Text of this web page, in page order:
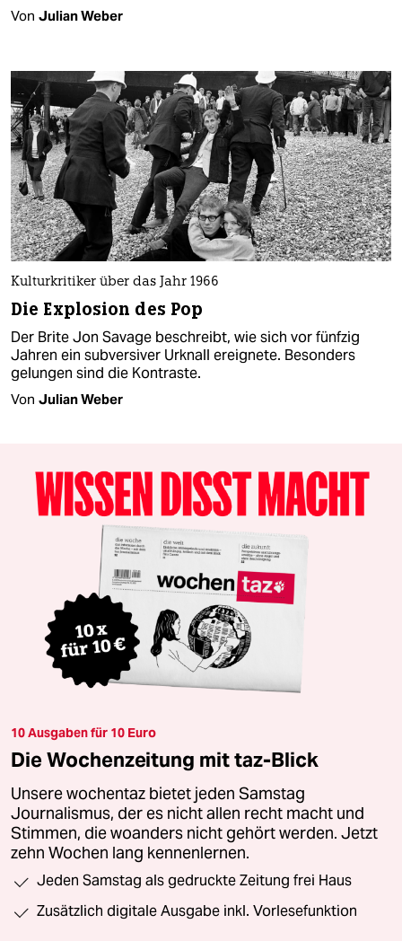
Von Julian Weber
Kulturkritiker über das Jahr 1966
Die Explosion des Pop
Der Brite Jon Savage beschreibt, wie sich vor fünfzig
Jahren ein subversiver Urknall ereignete. Besonders
gelungen sind die Kontraste.
Von Julian Weber
10 Ausgaben für 10 Euro
Die Wochenzeitung mit taz-Blick
Unsere wochentaz bietet jeden Samstag
Journalismus, der es nicht allen recht macht und
Stimmen, die woanders nicht gehört werden. Jetzt
zehn Wochen lang kennenlernen.
Jeden Samstag als gedruckte Zeitung frei Haus
Zusätzlich digitale Ausgabe inkl. Vorlesefunktion